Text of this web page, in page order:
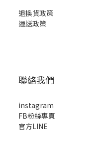
退換貨政策
運送政策
聯絡我們
instagram
FB粉絲專頁
官方LINE